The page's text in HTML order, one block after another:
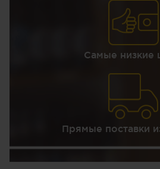
Самые низкие
Прямые поставки